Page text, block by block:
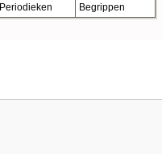
Periodieken Begrippen